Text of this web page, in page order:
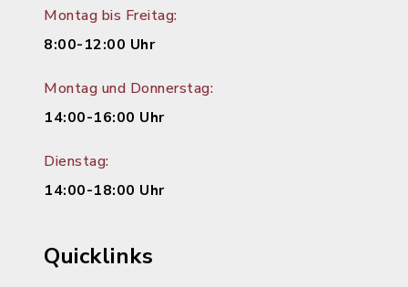
Montag bis Freitag:
8:00-12:00 Uhr
Montag und Donnerstag:
14:00-16:00 Uhr
Dienstag:
14:00-18:00 Uhr
Quicklinks